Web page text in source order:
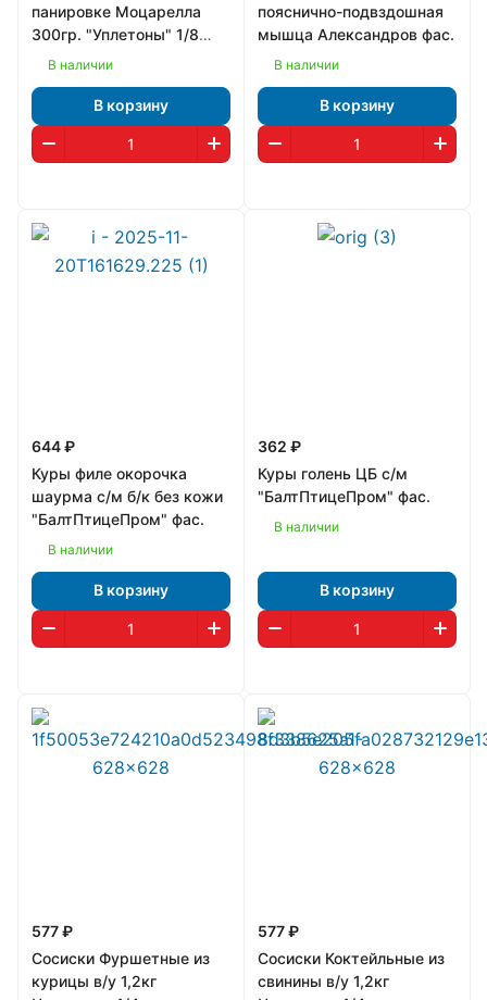
панировке Моцарелла
300гр. "Уплетоны" 1/8
(1258)
В наличии
В корзину
пояснично-подвздошная
мышца Александров фас.
В наличии
В корзину
644 ₽
Куры филе окорочка
шаурма с/м б/к без кожи
"БалтПтицеПром" фас.
В наличии
В корзину
362 ₽
Куры голень ЦБ с/м
"БалтПтицеПром" фас.
В наличии
В корзину
577 ₽
Сосиски Фуршетные из
курицы в/у 1,2кг
577 ₽
Сосиски Коктейльные из
свинины в/у 1,2кг